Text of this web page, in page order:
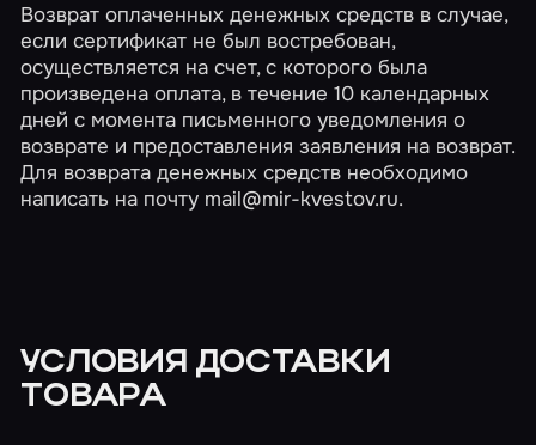
Возврат оплаченных денежных средств в случае,
если сертификат не был востребован,
осуществляется на счет, с которого была
произведена оплата, в течение 10 календарных
дней с момента письменного уведомления о
возврате и предоставления заявления на возврат.
Для возврата денежных средств необходимо
написать на почту mail@mir-kvestov.ru.
УСЛОВИЯ ДОСТАВКИ
ТОВАРА